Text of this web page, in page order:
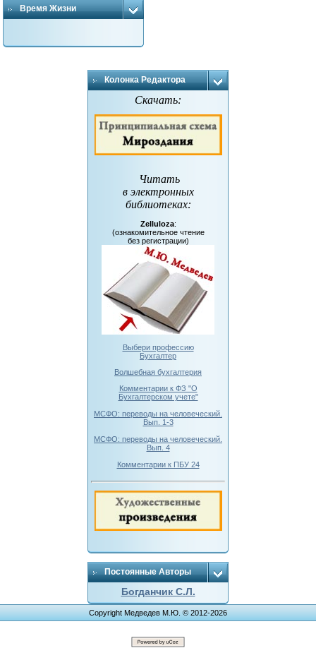
Время Жизни
Колонка Редактора
Скачать:
Читать
в электронных
библиотеках:
Zelluloza:
(ознакомительное чтение
без регистрации)
Выбери профессию
Бухгалтер
Волшебная бухгалтерия
Комментарии к ФЗ "О
Бухгалтерском учете"
МСФО: переводы на человеческий.
Вып. 1-3
МСФО: переводы на человеческий.
Вып. 4
Комментарии к ПБУ 24
Постоянные Авторы
Богданчик С.Л.
Copyright Медведев М.Ю. © 2012-2026